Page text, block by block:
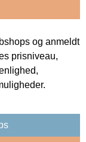
og anmeldt
prisniveau,